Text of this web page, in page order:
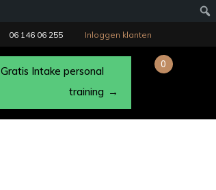
06 146 06 255 Inloggen klanten
Gratis Intake personal
training
0